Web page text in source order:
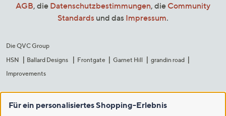
AGB, die Datenschutzbestimmungen, die Community
Standards und das Impressum.
Die QVC Group
HSN
Ballard Designs Frontgate Garnet Hill
grandin road
Improvements
Für ein personalisiertes Shopping-Erlebnis